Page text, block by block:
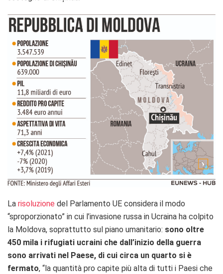
La risoluzione del Parlamento UE considera il modo
“sproporzionato” in cui l’invasione russa in Ucraina ha colpito
la Moldova, soprattutto sul piano umanitario: sono oltre
450 mila i rifugiati ucraini che dall’inizio della guerra
sono arrivati nel Paese, di cui circa un quarto si è
fermato, “la quantità pro capite più alta di tutti i Paesi che